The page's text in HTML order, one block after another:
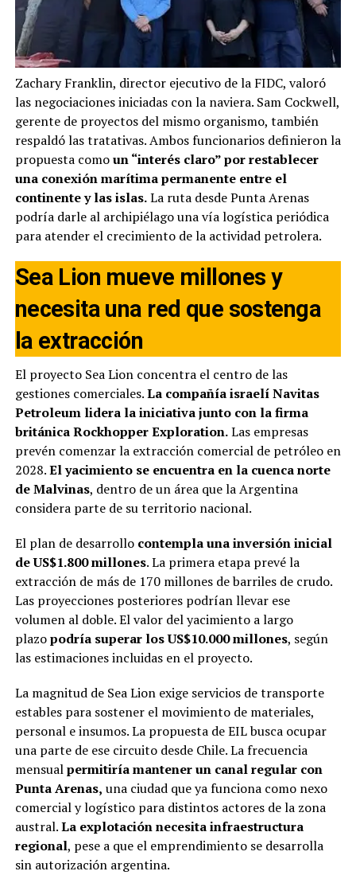
Zachary Franklin, director ejecutivo de la FIDC, valoró
las negociaciones iniciadas con la naviera. Sam Cockwell,
gerente de proyectos del mismo organismo, también
respaldó las tratativas. Ambos funcionarios definieron la
propuesta comoun “interés claro” por restablecer
una conexión marítima permanente entre el
continente y las islas.La ruta desde Punta Arenas
podría darle al archipiélago una vía logística periódica
para atender el crecimiento de la actividad petrolera.
Sea Lion mueve millones y
necesita una red que sostenga
la extracción
El proyecto Sea Lion concentra el centro de las
gestiones comerciales.La compañía israelí Navitas
Petroleum lidera la iniciativa junto con la firma
británica Rockhopper Exploration.Las empresas
prevén comenzar la extracción comercial de petróleo en
2028.El yacimiento se encuentra en la cuenca norte
de Malvinas, dentro de un área que la Argentina
considera parte de su territorio nacional.
El plan de desarrollocontempla una inversión inicial
de US$1.800 millones. La primera etapa prevé la
extracción de más de 170 millones de barriles de crudo.
Las proyecciones posteriores podrían llevar ese
volumen al doble. El valor del yacimiento a largo
plazopodría superar los US$10.000 millones, según
las estimaciones incluidas en el proyecto.
La magnitud de Sea Lion exige servicios de transporte
estables para sostener el movimiento de materiales,
personal e insumos. La propuesta de EIL busca ocupar
una parte de ese circuito desde Chile. La frecuencia
mensualpermitiría mantener un canal regular con
Punta Arenas, una ciudad que ya funciona como nexo
comercial y logístico para distintos actores de la zona
austral.La explotación necesita infraestructura
regional, pese a que el emprendimiento se desarrolla
sin autorización argentina.